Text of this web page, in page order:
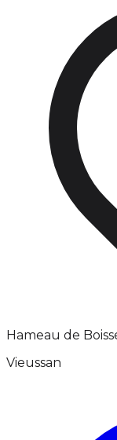
Hameau de
Vieussan